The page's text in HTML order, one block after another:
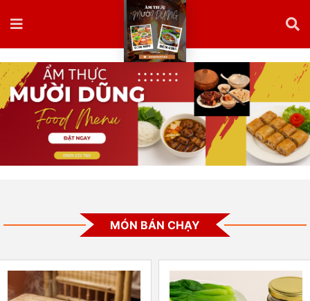
MÓN BÁN CHẠY